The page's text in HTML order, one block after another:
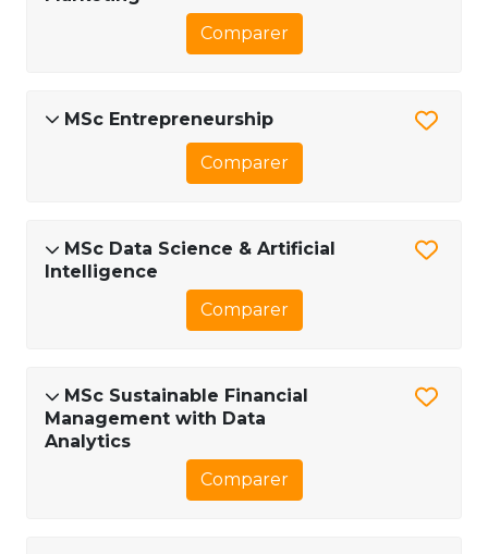
Comparer
MSc Entrepreneurship
Comparer
MSc Data Science & Artificial
Intelligence
Comparer
MSc Sustainable Financial
Management with Data
Analytics
Comparer